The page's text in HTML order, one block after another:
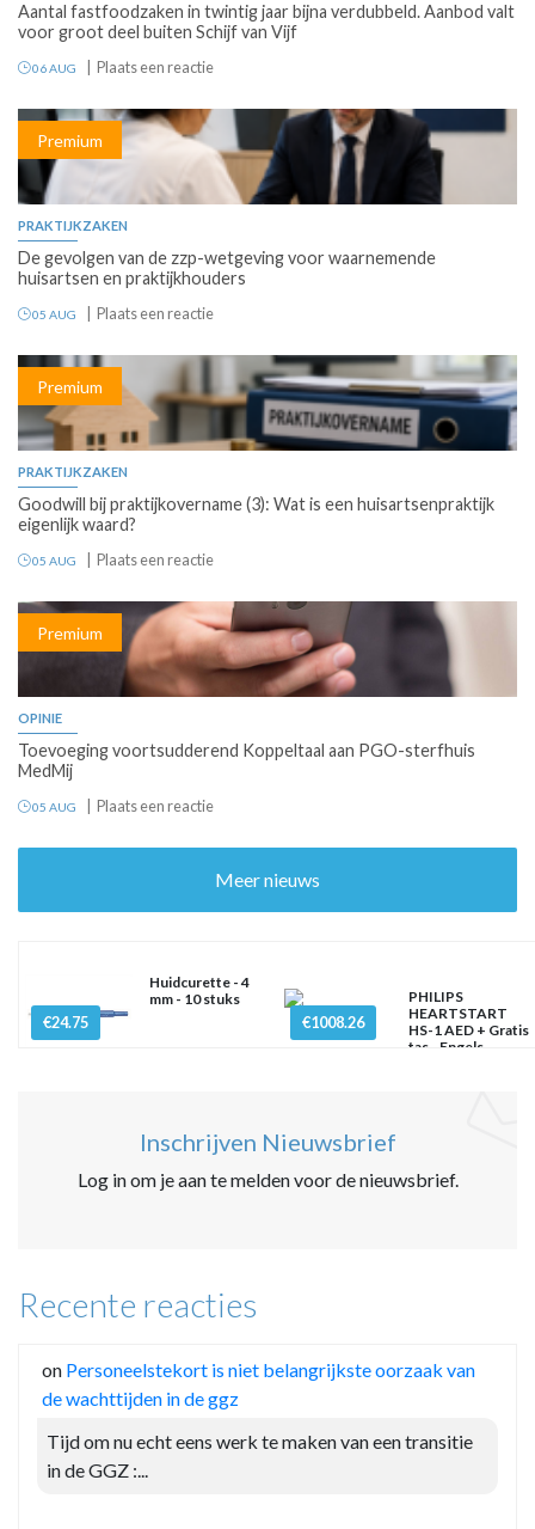
Aantal fastfoodzaken in twintig jaar bijna verdubbeld. Aanbod valt
voor groot deel buiten Schijf van Vijf
06 AUG Plaats een reactie
Premium
PRAKTIJKZAKEN
De gevolgen van de zzp-wetgeving voor waarnemende
huisartsen en praktijkhouders
05 AUG Plaats een reactie
Premium
PRAKTIJKZAKEN
Goodwill bij praktijkovername (3): Wat is een huisartsenpraktijk
eigenlijk waard?
05 AUG Plaats een reactie
Premium
OPINIE
Toevoeging voortsudderend Koppeltaal aan PGO-sterfhuis
MedMij
05 AUG Plaats een reactie
Meer nieuws
€24.75
Huidcurette - 4
mm - 10 stuks
€1008.26
PHILIPS
HEARTSTART
HS-1 AED + Gratis
tas - Engels
Inschrijven Nieuwsbrief
Log in om je aan te melden voor de nieuwsbrief.
Recente reacties
on Personeelstekort is niet belangrijkste oorzaak van
de wachttijden in de ggz
Tijd om nu echt eens werk te maken van een transitie
in de GGZ :...